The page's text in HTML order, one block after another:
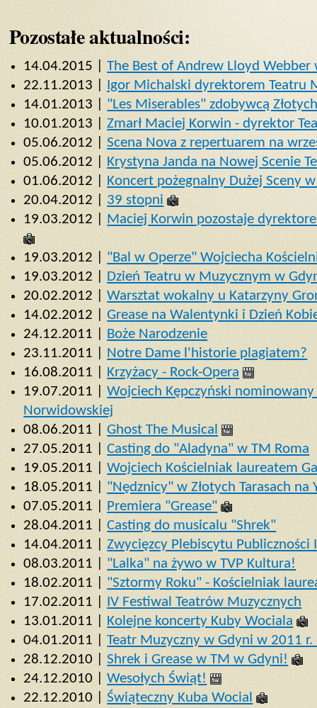
Pozostałe aktualności:
14.04.2015 |The Best of Andrew Lloyd Webber
22.11.2013 | Igor Michalski dyrektorem Teatru
14.01.2013 | "Les Miserables" zdobywcą
10.01.2013 |Zmarł Maciej Korwin - dyrektor
05.06.2012 |Scena Nova z repertuarem na
05.06.2012 | Krystyna Janda na Nowej Scenie
01.06.2012 | Koncert pożegnalny Dużej Sceny
20.04.2012 | 39 stopni
19.03.2012 | Maciej Korwin pozostaje
19.03.2012 | "Bal w Operze" Wojciecha
19.03.2012 | Dzień Teatru w Muzycznym w
20.02.2012 |Warsztat wokalny u Katarzyny
14.02.2012 |Grease na Walentynki i Dzień
24.12.2011 | Boże Narodzenie
23.11.2011 | Notre Dame l'historie plagiatem?
16.08.2011 | Krzyżacy - Rock-Opera
19.07.2011 |Wojciech Kępczyński
Norwidowskiej
08.06.2011 |Ghost The Musical
27.05.2011 |Casting do "Aladyna" w TM Roma
19.05.2011 |Wojciech Kościelniak laureatem
18.05.2011 | "Nędznicy" w Złotych Tarasach na
07.05.2011 | Premiera "Grease"
28.04.2011 |Casting do musicalu "Shrek"
14.04.2011 |Zwycięzcy Plebiscytu Publiczności
08.03.2011 | "Lalka" na żywo w TVP Kultura!
18.02.2011 | "Sztormy Roku" - Kościelniak
17.02.2011 | IV Festiwal Teatrów Muzycznych
13.01.2011 | Kolejne koncerty Kuby Wociala
04.01.2011 |Teatr Muzyczny w Gdyni w 2011
28.12.2010 |Shrek i Grease w TM w Gdyni!
24.12.2010 |Wesołych Świąt!
22.12.2010 |Świąteczny Kuba Wocial